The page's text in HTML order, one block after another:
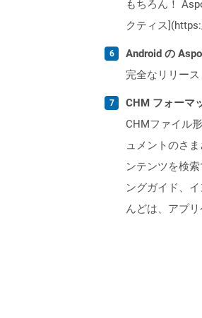
もちろん！
クティス
Android の
完全なリリー
CHM フォーマ
CHMファイル
ュメントのさ
ンテンツを検
ングガイド、
んどは、アプ